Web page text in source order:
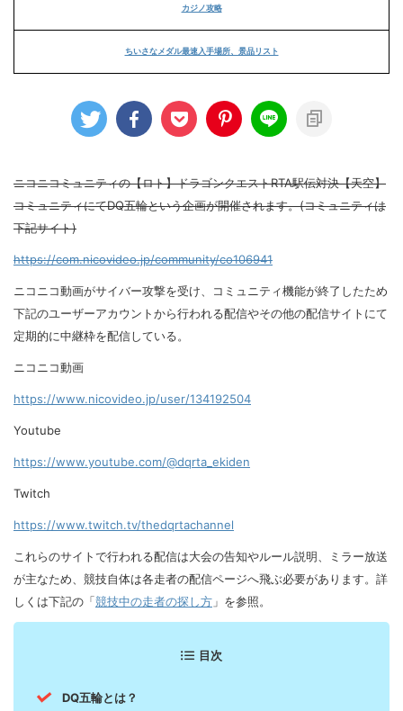
カジノ攻略
ちいさなメダル最速入手場所、景品リスト
ニコニコミュニティの【ロト】ドラゴンクエストRTA駅伝対決【天空】
コミュニティにてDQ五輪という企画が開催されます。(コミュニティは
下記サイト)
https://com.nicovideo.jp/community/co106941
ニコニコ動画がサイバー攻撃を受け、コミュニティ機能が終了したため
下記のユーザーアカウントから行われる配信やその他の配信サイトにて
定期的に中継枠を配信している。
ニコニコ動画
https://www.nicovideo.jp/user/134192504
Youtube
https://www.youtube.com/@dqrta_ekiden
Twitch
https://www.twitch.tv/thedqrtachannel
これらのサイトで行われる配信は大会の告知やルール説明、ミラー放送
が主なため、競技自体は各走者の配信ページへ飛ぶ必要があります。詳
しくは下記の「競技中の走者の探し方 」を参照。
目次
DQ五輪とは？